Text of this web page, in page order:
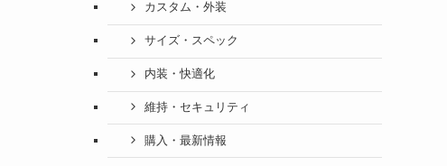
カスタム・外装
サイズ・スペック
内装・快適化
維持・セキュリティ
購入・最新情報